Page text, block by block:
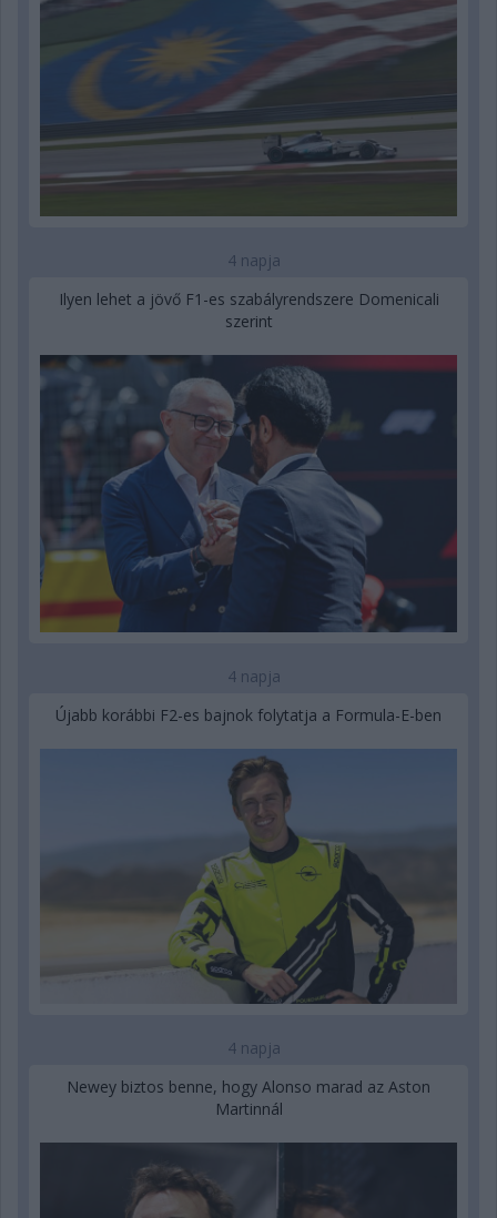
4 napja
Ilyen lehet a jövő F1-es szabályrendszere Domenicali
szerint
4 napja
Újabb korábbi F2-es bajnok folytatja a Formula-E-ben
4 napja
Newey biztos benne, hogy Alonso marad az Aston
Martinnál